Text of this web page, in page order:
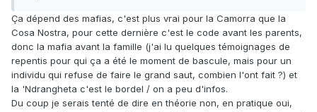
Ça dépend des mafias, c'est plus vrai pour la Camorra que la
Cosa Nostra, pour cette dernière c'est le code avant les parents,
donc la mafia avant la famille (j'ai lu quelques témoignages de
repentis pour qui ça a été le moment de bascule, mais pour un
individu qui refuse de faire le grand saut, combien l'ont fait ?) et
la 'Ndrangheta c'est le bordel / on a peu d'infos.
Du coup je serais tenté de dire en théorie non, en pratique oui,